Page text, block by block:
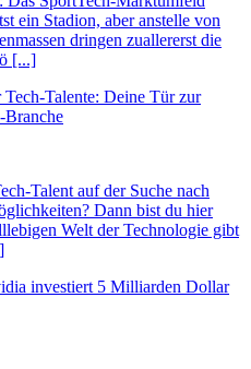
ein Stadion, aber anstelle von
dringen zuallererst die
[...]
Talente: Deine Tür zur
Branche
Talent auf der Suche nach
Dann bist du hier
Welt der Technologie gibt
investiert 5 Milliarden Dollar